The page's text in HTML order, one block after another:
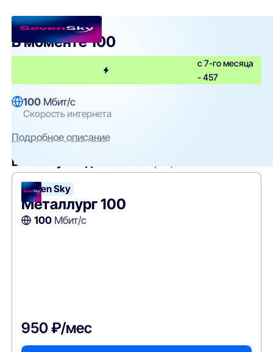
Seven Sky
В моменте 100
с 7-го месяца
- 457
100 Мбит/с
Скорость интернета
Подробное описание
Вам могут подойти
Seven Sky
Металлург 100
100Мбит/с
950 ₽/мес